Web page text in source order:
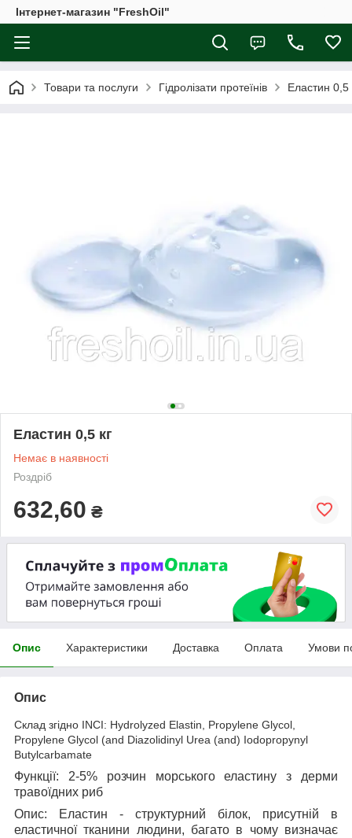
Інтернет-магазин "FreshOil"
Товари та послуги Гідролізати протеїнів Еластин 0,5
Еластин 0,5 кг
Немає в наявності
Роздріб
632,60 ₴
Опис Характеристики Доставка Оплата Умови
Опис
Склад згідно INCI: Hydrolyzed Elastin, Propylene Glycol,
Propylene Glycol (and Diazolidinyl Urea (and) Iodopropynyl
Butylcarbamate
Функції: 2-5% розчин морського еластину з дерми
травоїдних риб
Опис: Еластин - структурний білок, присутній в
еластичної тканини людини, багато в чому визначає